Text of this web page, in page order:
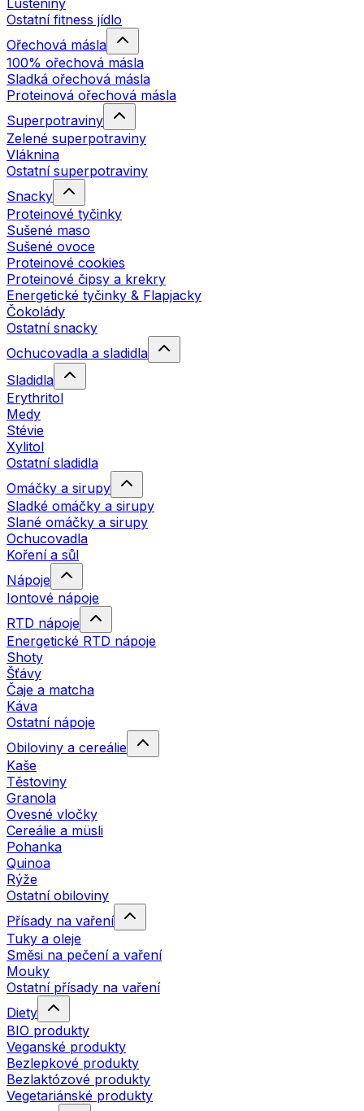
Luštěniny
Ostatní fitness jídlo
Ořechová másla
100% ořechová másla
Sladká ořechová másla
Proteinová ořechová másla
Superpotraviny
Zelené superpotraviny
Vláknina
Ostatní superpotraviny
Snacky
Proteinové tyčinky
Sušené maso
Sušené ovoce
Proteinové cookies
Proteinové čipsy a krekry
Energetické tyčinky & Flapjacky
Čokolády
Ostatní snacky
Ochucovadla a sladidla
Sladidla
Erythritol
Medy
Stévie
Xylitol
Ostatní sladidla
Omáčky a sirupy
Sladké omáčky a sirupy
Slané omáčky a sirupy
Ochucovadla
Koření a sůl
Nápoje
Iontové nápoje
RTD nápoje
Energetické RTD nápoje
Shoty
Šťávy
Čaje a matcha
Káva
Ostatní nápoje
Obiloviny a cereálie
Kaše
Těstoviny
Granola
Ovesné vločky
Cereálie a müsli
Pohanka
Quinoa
Rýže
Ostatní obiloviny
Přísady na vaření
Tuky a oleje
Směsi na pečení a vaření
Mouky
Ostatní přísady na vaření
Diety
BIO produkty
Veganské produkty
Bezlepkové produkty
Bezlaktózové produkty
Vegetariánské produkty